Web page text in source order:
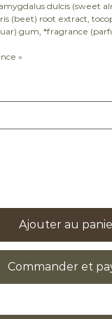
dulcis (sweet
(beet) root extract,
gum, *fragrance
»
Ajouter au
Commander et